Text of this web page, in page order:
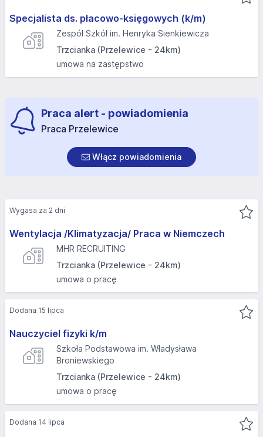
Specjalista ds. płacowo-księgowych (k/m)
Zespół Szkół im. Henryka Sienkiewicza
Trzcianka (Przelewice - 24km)
umowa na zastępstwo
Praca alert - powiadomienia
Praca Przelewice
Włącz powiadomienia
Wentylacja /Klimatyzacja/ Praca w Niemczech
MHR RECRUITING
Trzcianka (Przelewice - 24km)
umowa o pracę
Wygasa za 2 dni
Nauczyciel fizyki k/m
Szkoła Podstawowa im. Władysława
Broniewskiego
Trzcianka (Przelewice - 24km)
umowa o pracę
Dodana 15 lipca
Dodana 14 lipca